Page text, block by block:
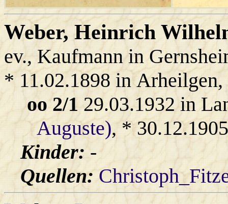
Weber, Heinrich
ev., Kaufmann in
* 11.02.1898 in
oo 2/129.03.1932 in
Auguste), *
Kinder:-
Quellen: